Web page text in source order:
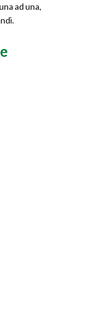
ad una,